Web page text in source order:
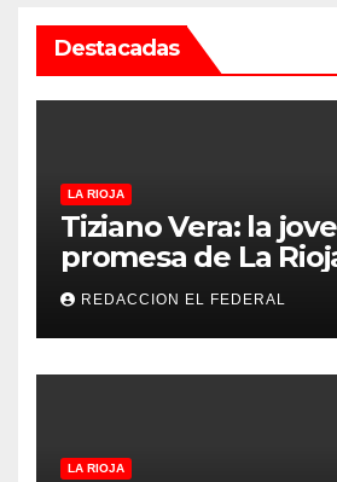
Destacadas
LA RIOJA
Tiziano Vera: la
promesa de La
convocado a la
Argentina sub-15
REDACCION EL FEDERAL
LA RIOJA